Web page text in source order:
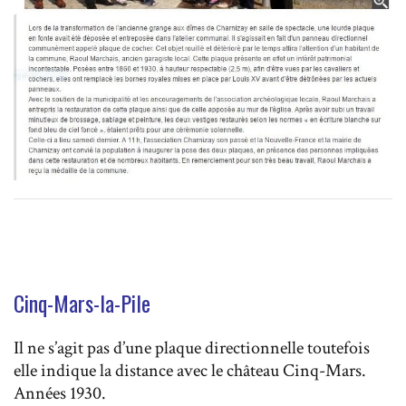
Cinq-Mars-la-Pile
Il ne s’agit pas d’une plaque directionnelle toutefois
elle indique la distance avec le château Cinq-Mars.
Années 1930.